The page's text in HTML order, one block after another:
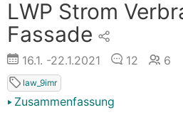
LWP Strom
Fassade
16.1. -22.1.2021 12 6
law_9imr
Zusammenfassung